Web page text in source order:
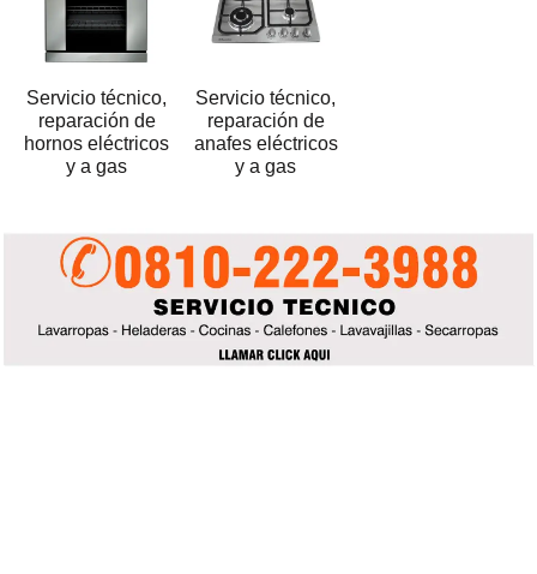
Servicio técnico,
reparación de
hornos eléctricos
y a gas
Servicio técnico,
reparación de
anafes eléctricos
y a gas